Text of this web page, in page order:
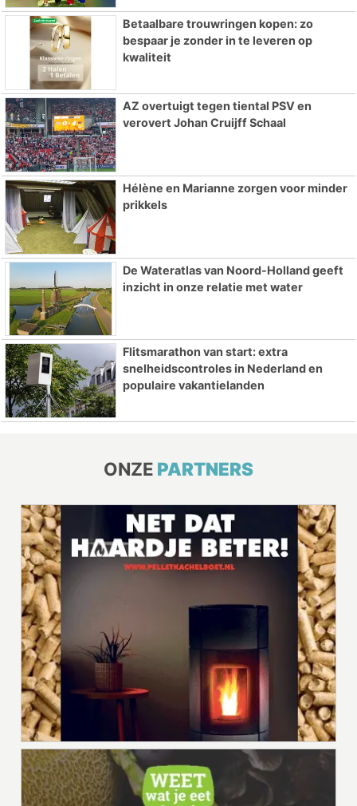
Betaalbare trouwringen kopen: zo
bespaar je zonder in te leveren op
kwaliteit
AZ overtuigt tegen tiental PSV en
verovert Johan Cruijff Schaal
Hélène en Marianne zorgen voor minder
prikkels
De Wateratlas van Noord-Holland geeft
inzicht in onze relatie met water
Flitsmarathon van start: extra
snelheidscontroles in Nederland en
populaire vakantielanden
ONZE PARTNERS